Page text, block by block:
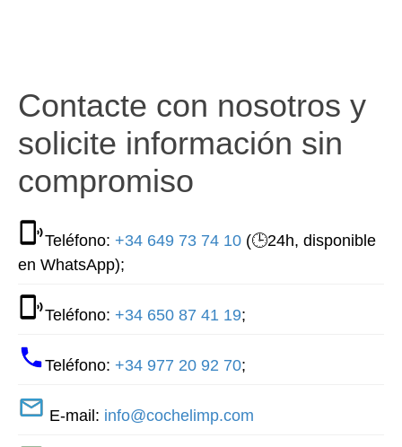
Contacte con nosotros y
solicite información sin
compromiso
Teléfono: +34 649 73 74 10 (🕒24h, disponible
en WhatsApp);
Teléfono: +34 650 87 41 19;
Teléfono: +34 977 20 92 70;
E-mail: info@cochelimp.com